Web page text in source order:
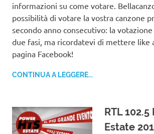
informazioni su come votare.
possibilità di votare la vostra canzone
secondo anno consecutivo: la
due fasi, ma ricordatevi di mettere like
pagina Facebook!
CONTINUA A LEGGERE...
RTL
Estate